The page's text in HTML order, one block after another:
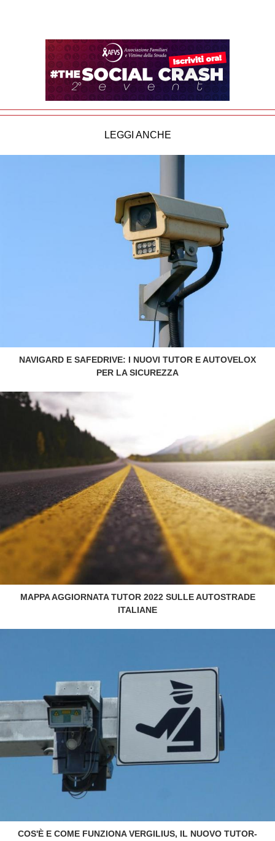
LEGGI ANCHE
NAVIGARD E SAFEDRIVE: I NUOVI TUTOR E AUTOVELOX
PER LA SICUREZZA
MAPPA AGGIORNATA TUTOR 2022 SULLE AUTOSTRADE
ITALIANE
COS'È E COME FUNZIONA VERGILIUS, IL NUOVO TUTOR-